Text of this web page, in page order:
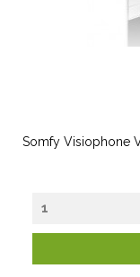
Somfy Visiophone